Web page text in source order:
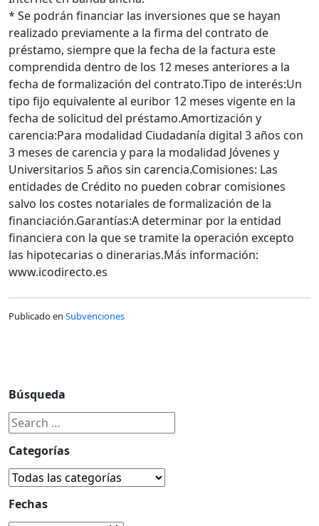
* Se podrán financiar las inversiones que se hayan
realizado previamente a la firma del contrato de
préstamo, siempre que la fecha de la factura este
comprendida dentro de los 12 meses anteriores a la
fecha de formalización del contrato.Tipo de interés:Un
tipo fijo equivalente al euribor 12 meses vigente en la
fecha de solicitud del préstamo.Amortización y
carencia:Para modalidad Ciudadanía digital 3 años con
3 meses de carencia y para la modalidad Jóvenes y
Universitarios 5 años sin carencia.Comisiones: Las
entidades de Crédito no pueden cobrar comisiones
salvo los costes notariales de formalización de la
financiación.Garantías:A determinar por la entidad
financiera con la que se tramite la operación excepto
las hipotecarias o dinerarias.Más información:
www.icodirecto.es
Publicado en Subvenciones
Búsqueda
Categorías
Fechas